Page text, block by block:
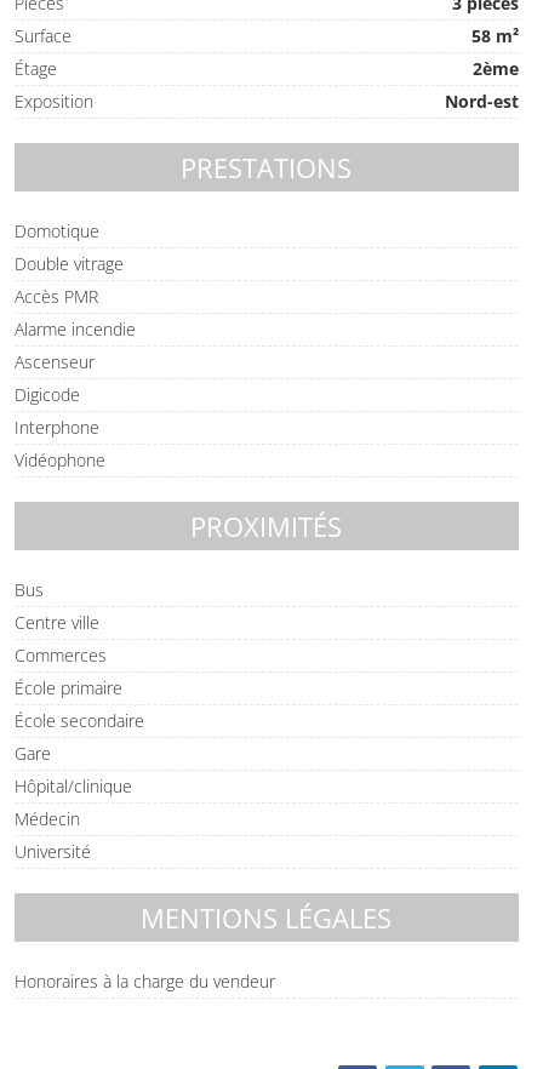
Surface
58 m²
Étage
2ème
Exposition
Nord-est
PRESTATIONS
Domotique
Double vitrage
Accès PMR
Alarme incendie
Ascenseur
Digicode
Interphone
Vidéophone
PROXIMITÉS
Bus
Centre ville
Commerces
École primaire
École secondaire
Gare
Hôpital/clinique
Médecin
Université
MENTIONS LÉGALES
Honoraires à la charge du vendeur